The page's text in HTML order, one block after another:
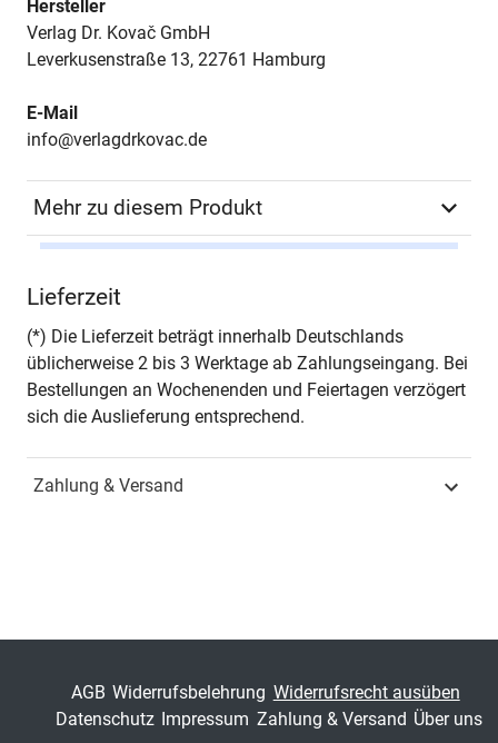
Hersteller
Verlag Dr. Kovač GmbH
Leverkusenstraße 13, 22761 Hamburg
E-Mail
info@verlagdrkovac.de
Mehr zu diesem Produkt
Seiten
Jahr Hamburg 2017
Fachdisziplin
ISSN 1437-787X
Lieferzeit
(*) Die Lieferzeit beträgt innerhalb Deutschlands
üblicherweise 2 bis 3 Werktage ab Zahlungseingang. Bei
Bestellungen an Wochenenden und Feiertagen verzögert
sich die Auslieferung entsprechend.
Zahlung & Versand
AGB Widerrufsbelehrung Widerrufsrecht ausüben
Datenschutz Impressum Zahlung & Versand Über uns